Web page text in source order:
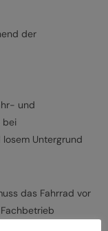
der
und
bei
Untergrund
das Fahrrad vor